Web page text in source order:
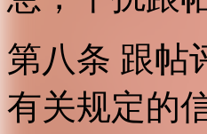
第八条 跟帖
有关规定的